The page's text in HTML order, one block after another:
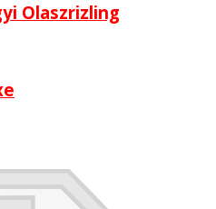
Olaszrizling